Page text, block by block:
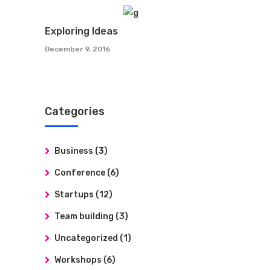
Exploring Ideas
December 9, 2016
Categories
Business (3)
Conference (6)
Startups (12)
Team building (3)
Uncategorized (1)
Workshops (6)